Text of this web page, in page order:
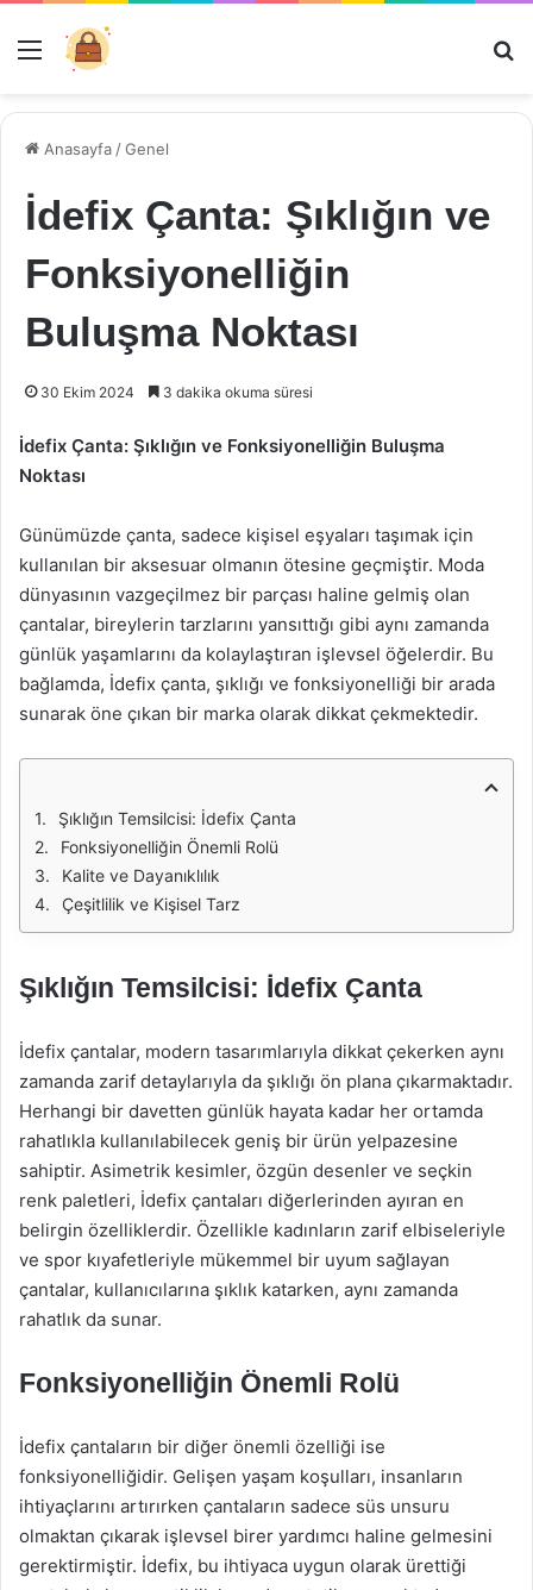
Menü
Anasayfa /Genel
İdefix Çanta: Şıklığın ve
Fonksiyonelliğin
Buluşma Noktası
30 Ekim 2024 3 dakika okuma süresi
İdefix Çanta: Şıklığın ve Fonksiyonelliğin Buluşma
Noktası
Günümüzde çanta, sadece kişisel eşyaları taşımak için
kullanılan bir aksesuar olmanın ötesine geçmiştir. Moda
dünyasının vazgeçilmez bir parçası haline gelmiş olan
çantalar, bireylerin tarzlarını yansıttığı gibi aynı zamanda
günlük yaşamlarını da kolaylaştıran işlevsel öğelerdir. Bu
bağlamda, İdefix çanta, şıklığı ve fonksiyonelliği bir arada
sunarak öne çıkan bir marka olarak dikkat çekmektedir.
Şıklığın Temsilcisi: İdefix Çanta
Fonksiyonelliğin Önemli Rolü
Kalite ve Dayanıklılık
Çeşitlilik ve Kişisel Tarz
Şıklığın Temsilcisi: İdefix Çanta
İdefix çantalar, modern tasarımlarıyla dikkat çekerken aynı
zamanda zarif detaylarıyla da şıklığı ön plana çıkarmaktadır.
Herhangi bir davetten günlük hayata kadar her ortamda
rahatlıkla kullanılabilecek geniş bir ürün yelpazesine
sahiptir. Asimetrik kesimler, özgün desenler ve seçkin
renk paletleri, İdefix çantaları diğerlerinden ayıran en
belirgin özelliklerdir. Özellikle kadınların zarif elbiseleriyle
ve spor kıyafetleriyle mükemmel bir uyum sağlayan
çantalar, kullanıcılarına şıklık katarken, aynı zamanda
rahatlık da sunar.
Fonksiyonelliğin Önemli Rolü
İdefix çantaların bir diğer önemli özelliği ise
fonksiyonelliğidir. Gelişen yaşam koşulları, insanların
ihtiyaçlarını artırırken çantaların sadece süs unsuru
olmaktan çıkarak işlevsel birer yardımcı haline gelmesini
gerektirmiştir. İdefix, bu ihtiyaca uygun olarak ürettiği